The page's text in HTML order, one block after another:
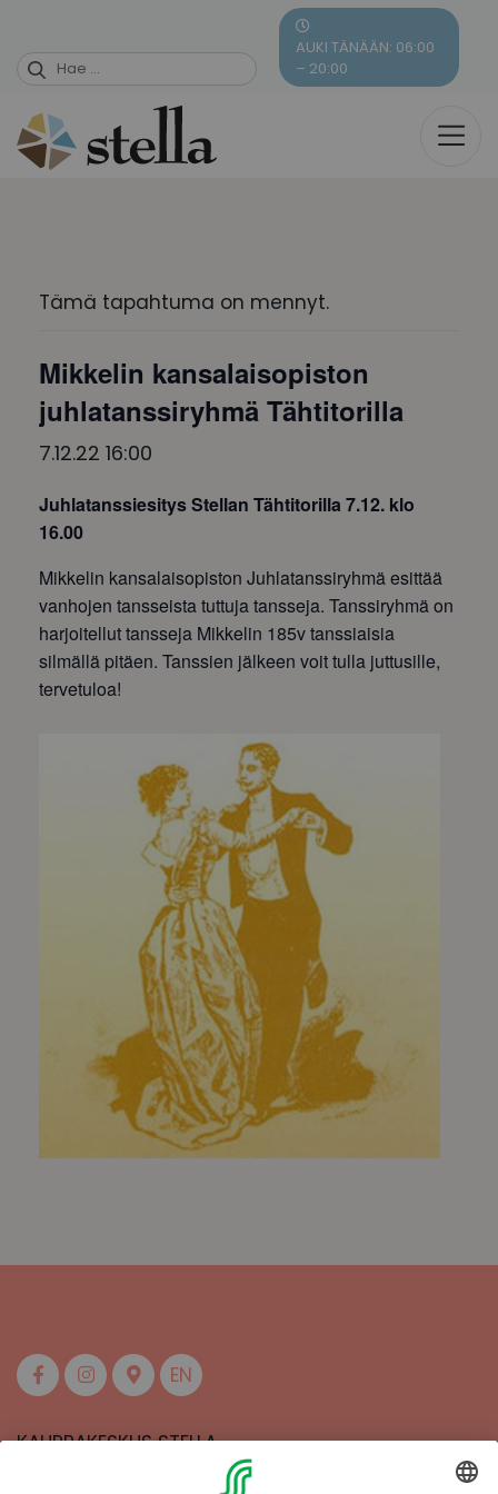
content
AUKI TÄNÄÄN: 06:00
– 20:00
Tämä tapahtuma on mennyt.
Mikkelin kansalaisopiston
juhlatanssiryhmä Tähtitorilla
7.12.22 16:00
Juhlatanssiesitys Stellan Tähtitorilla 7.12. klo
16.00
Mikkelin kansalaisopiston Juhlatanssiryhmä esittää
vanhojen tansseista tuttuja tansseja. Tanssiryhmä on
harjoitellut tansseja Mikkelin 185v tanssiaisia
silmällä pitäen. Tanssien jälkeen voit tulla juttusille,
tervetuloa!
EN
KAUPPAKESKUS STELLA